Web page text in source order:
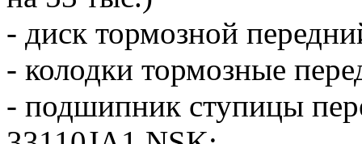
- диск тормозной
- колодки тормозные
- подшипник ступицы